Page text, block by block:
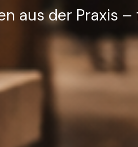
aus der Praxis